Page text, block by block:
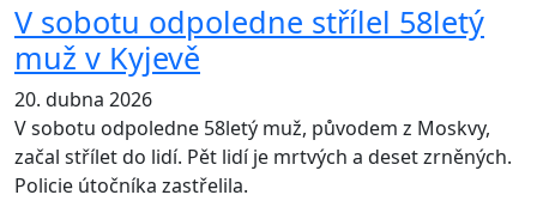
V sobotu odpoledne střílel 58letý
muž v Kyjevě
20. dubna 2026
V sobotu odpoledne 58letý muž, původem z Moskvy,
začal střílet do lidí. Pět lidí je mrtvých a deset zrněných.
Policie útočníka zastřelila.